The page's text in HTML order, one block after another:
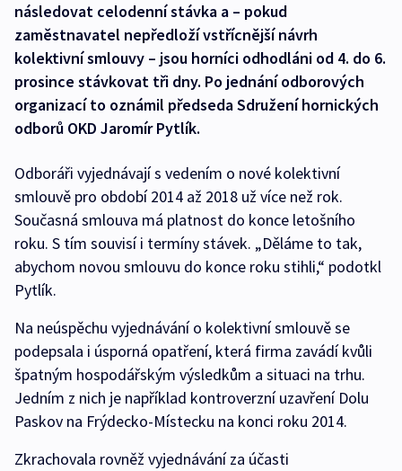
následovat celodenní stávka a – pokud
zaměstnavatel nepředloží vstřícnější návrh
kolektivní smlouvy – jsou horníci odhodláni od 4. do 6.
prosince stávkovat tři dny. Po jednání odborových
organizací to oznámil předseda Sdružení hornických
odborů OKD Jaromír Pytlík.
Odboráři vyjednávají s vedením o nové kolektivní
smlouvě pro období 2014 až 2018 už více než rok.
Současná smlouva má platnost do konce letošního
roku. S tím souvisí i termíny stávek. „Děláme to tak,
abychom novou smlouvu do konce roku stihli,“ podotkl
Pytlík.
Na neúspěchu vyjednávání o kolektivní smlouvě se
podepsala i úsporná opatření, která firma zavádí kvůli
špatným hospodářským výsledkům a situaci na trhu.
Jedním z nich je například kontroverzní uzavření Dolu
Paskov na Frýdecko-Místecku na konci roku 2014.
Zkrachovala rovněž vyjednávání za účasti